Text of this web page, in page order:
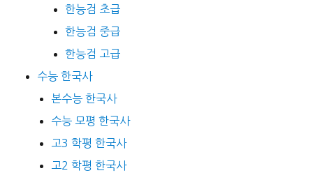
한능검 초급
한능검 중급
한능검 고급
수능 한국사
본수능 한국사
수능 모평 한국사
고3 학평 한국사
고2 학평 한국사